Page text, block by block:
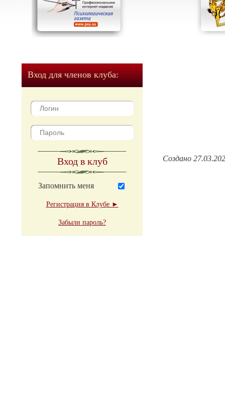
Вход для членов клуба:
Вход в клуб
Запомнить меня
Регистрация в Клубе ►
Забыли пароль?
Создано